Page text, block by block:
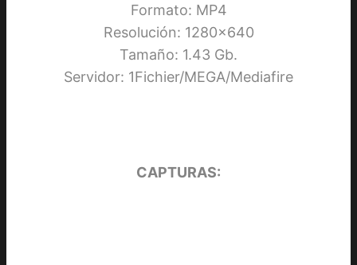
Formato: MP4
Resolución: 1280×640
Tamaño: 1.43 Gb.
Servidor: 1Fichier/MEGA/Mediafire
CAPTURAS: